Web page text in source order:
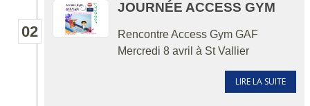
02
JOURNÉE ACCESS GYM
Rencontre Access Gym GAF
Mercredi 8 avril à St Vallier
LIRE LA SUITE